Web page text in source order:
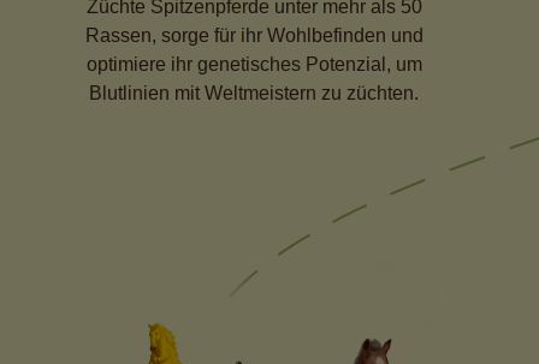
Züchte Spitzenpferde unter mehr als 50
Rassen, sorge für ihr Wohlbefinden und
optimiere ihr genetisches Potenzial, um
Blutlinien mit Weltmeistern zu züchten.